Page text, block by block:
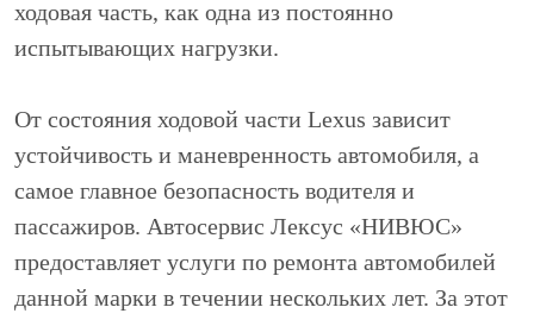
ходовая часть, как одна из постоянно
испытывающих нагрузки.
От состояния ходовой части Lexus зависит
устойчивость и маневренность автомобиля, а
самое главное безопасность водителя и
пассажиров. Автосервис Лексус «НИВЮС»
предоставляет услуги по ремонта автомобилей
данной марки в течении нескольких лет. За этот